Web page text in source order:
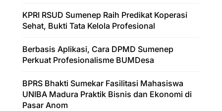
KPRI RSUD Sumenep Raih Predikat Koperasi
Sehat, Bukti Tata Kelola Profesional
Berbasis Aplikasi, Cara DPMD Sumenep
Perkuat Profesionalisme BUMDesa
BPRS Bhakti Sumekar Fasilitasi Mahasiswa
UNIBA Madura Praktik Bisnis dan Ekonomi di
Pasar Anom